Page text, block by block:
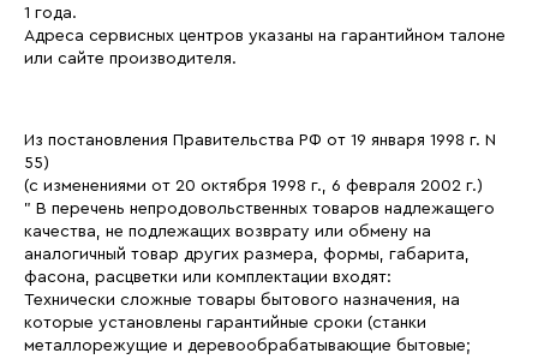
1 года.
Адреса сервисных центров указаны на гарантийном талоне
или сайте производителя.
Из постановления Правительства РФ от 19 января 1998 г. N
55)
(с изменениями от 20 октября 1998 г., 6 февраля 2002 г.)
" В перечень непродовольственных товаров надлежащего
качества, не подлежащих возврату или обмену на
аналогичный товар других размера, формы, габарита,
фасона, расцветки или комплектации входят:
Технически сложные товары бытового назначения, на
которые установлены гарантийные сроки (станки
металлорежущие и деревообрабатывающие бытовые;